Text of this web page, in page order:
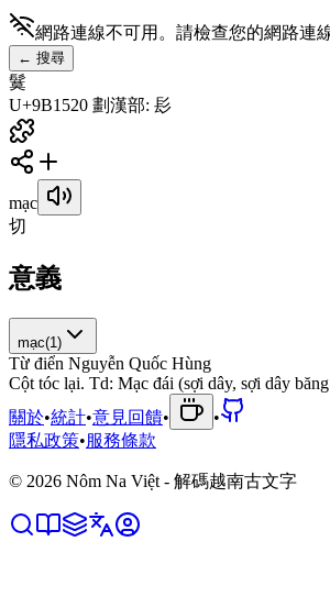
網路連線不可用。請檢查您的網路連
← 搜尋
鬕
U+9B1520 劃漢部: 髟
mạc
切
意義
mạc(1 )
Từ điển Nguyễn Quốc Hùng
Cột tóc lại. Td: Mạc đái (sợi dây, sợi dây băng
關於•統計•意見回饋•
•
隱私政策•服務條款
© 2026 Nôm Na Việt - 解碼越南古文字